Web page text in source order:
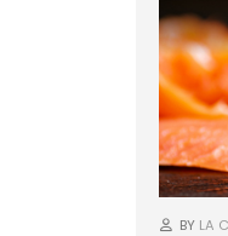
BY LA